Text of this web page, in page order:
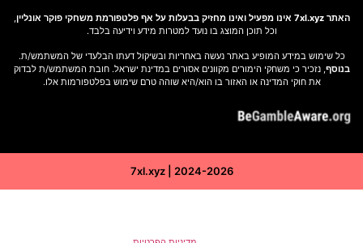
האתר 7xl.xyz אינו מפעיל ואינו מחזיק בבעלות על אף פלטפורמת משחקי פוקר אונליין
,
וכל תוכן המוצג בו נועד למטרות מידע וידיעה בלבד.
כל שימוש במידע המופיע באתר נעשה באחריות ובשיקול דעתו הבלעדי של המשתמש/ת.
בנוסף , נזכיר כי משחקי הימורים מקוונים אסורים במדינת ישראל. חובת המשתמש/ת לבדוק
את חוקי המדינה או האזור בו הוא/היא שוהה טרם שימוש בפלטפורמות אלו.
7xl.xyz | 2024-2026